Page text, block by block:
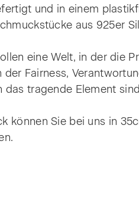
und in einem
aus 925er
eine Welt, in der die
der Fairness,
das tragende Element
können Sie bei uns in